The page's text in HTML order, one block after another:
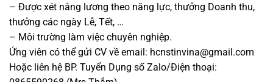
– Được xét nâng lương theo năng lực, thưởng Doanh thu,
thưởng các ngày Lễ, Tết, …
– Môi trường làm việc chuyên nghiệp.
Ứng viên có thể gửi CV về email: hcnstinvina@gmail.com
Hoặc liên hệ BP. Tuyển Dụng số Zalo/Điện thoại: